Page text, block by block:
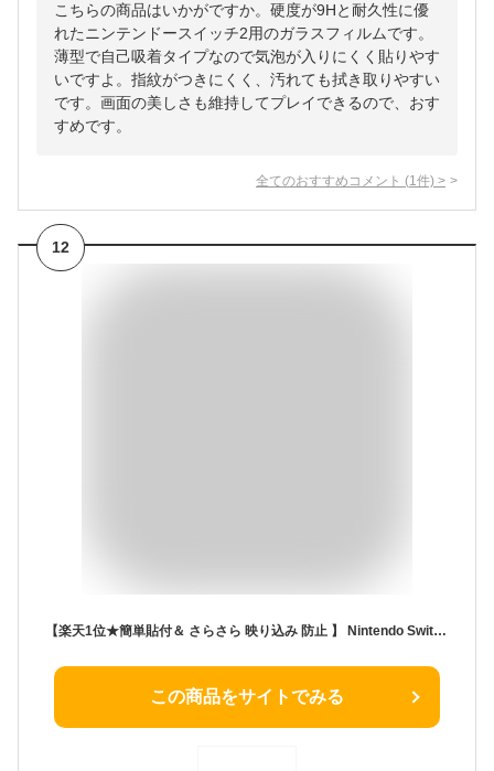
こちらの商品はいかがですか。硬度が9Hと耐久性に優
れたニンテンドースイッチ2用のガラスフィルムです。
薄型で自己吸着タイプなので気泡が入りにくく貼りやす
いですよ。指紋がつきにくく、汚れても拭き取りやすい
です。画面の美しさも維持してプレイできるので、おす
すめです。
全てのおすすめコメント (1 件) >
12
【楽天1位★簡単貼付＆ さらさら 映り込み 防止 】 Nintendo Switch ガラスフィルム Swtich2 スイッチ2 フィルム 保護フィルム 2枚セット ガイド枠 付き 反射防止 アンチグレア 有機EL 任天堂 スイッチ 保護 液晶保護 ガラス | ジョイコン コントローラー ケース 併用可
この商品をサイトでみる